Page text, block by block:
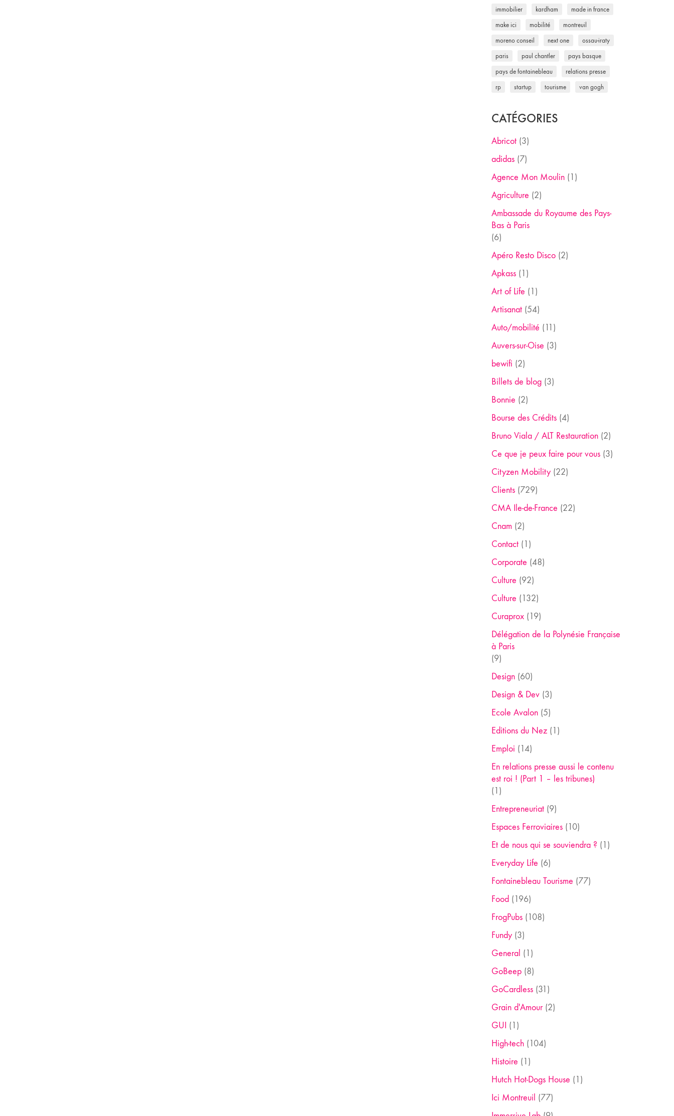
immobilier kardham made in france
make ici mobilité montreuil
moreno conseil next one ossau-iraty
paris paul chantler pays basque
pays de fontainebleau relations presse
rp startup tourisme van gogh
CATÉGORIES
Abricot(3)
adidas(7)
Agence Mon Moulin(1)
Agriculture (2)
Ambassade du Royaume des Pays-
Bas à Paris
(6)
Apéro Resto Disco(2)
Apkass(1)
Art of Life (1)
Artisanat(54)
Auto/mobilité (11)
Auvers-sur-Oise (3)
bewifi (2)
Billets de blog(3)
Bonnie (2)
Bourse des Crédits(4)
Bruno Viala / ALT Restauration(2)
Ce que je peux faire pour vous(3)
Cityzen Mobility(22)
Clients(729)
CMA Ile-de-France (22)
Cnam (2)
Contact(1)
Corporate (48)
Culture (92)
Culture (132)
Curaprox(19)
Délégation de la Polynésie Française
à Paris
(9)
Design(60)
Design & Dev(3)
Ecole Avalon(5)
Editions du Nez(1)
Emploi (14)
En relations presse aussi le contenu
est roi ! (Part 1 – les tribunes)
(1)
Entrepreneuriat(9)
Espaces Ferroviaires(10)
Et de nous qui se souviendra ? (1)
Everyday Life (6)
Fontainebleau Tourisme (77)
Food (196)
FrogPubs(108)
Fundy(3)
General (1)
GoBeep(8)
GoCardless(31)
Grain d'Amour(2)
GUI (1)
High-tech(104)
Histoire (1)
Hutch Hot-Dogs House (1)
Ici Montreuil (77)